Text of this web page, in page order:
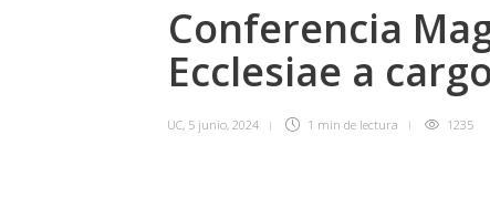
Conferencia
Ecclesiae a
UC, 5 junio, 2024 1 min de lectura 1235